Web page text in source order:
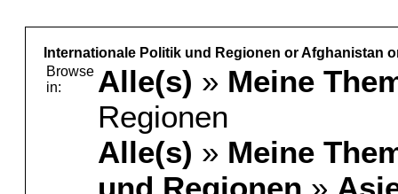
Internationale Politik und Regionen or Afghanistan
Browse
in:
Alle(s) » Meine
Regionen
Alle(s) » Meine